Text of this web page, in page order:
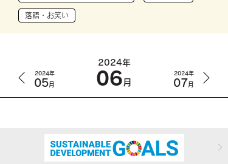
落語・お笑い
2024年
05月
2024年
06月
2024年
07月